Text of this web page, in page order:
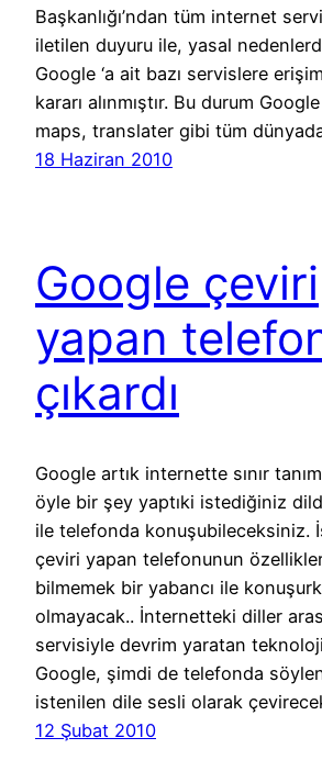
Başkanlığı’ndan tüm internet
iletilen duyuru ile, yasal
Google ‘a ait bazı servislere
kararı alınmıştır. Bu durum
maps, translater gibi tüm
18 Haziran 2010
Google çeviri
yapan
çıkardı
Google artık internette sınır
öyle bir şey yaptıki istediğiniz
ile telefonda konuşubileceksiniz.
çeviri yapan telefonunun
bilmemek bir yabancı ile
olmayacak.. İnternetteki diller
servisiyle devrim yaratan
Google, şimdi de telefonda
istenilen dile sesli olarak
12 Şubat 2010